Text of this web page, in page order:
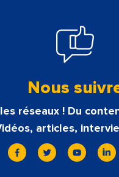
Nous
réseaux ! Du
articles,